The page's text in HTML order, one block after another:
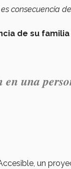
consecuencia
de su familia
una
un